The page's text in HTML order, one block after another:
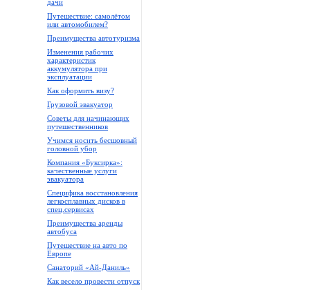
дачи
Путешествие: самолётом
или автомобилем?
Преимущества автотуризма
Изменения рабочих
характеристик
аккумулятора при
эксплуатации
Как оформить визу?
Грузовой эвакуатор
Советы для начинающих
путешественников
Учимся носить бесшовный
головной убор
Компания «Буксирка»:
качественные услуги
эвакуатора
Специфика восстановления
легкосплавных дисков в
спец.сервисах
Преимущества аренды
автобуса
Путешествие на авто по
Европе
Санаторий «Ай-Даниль»
Как весело провести отпуск